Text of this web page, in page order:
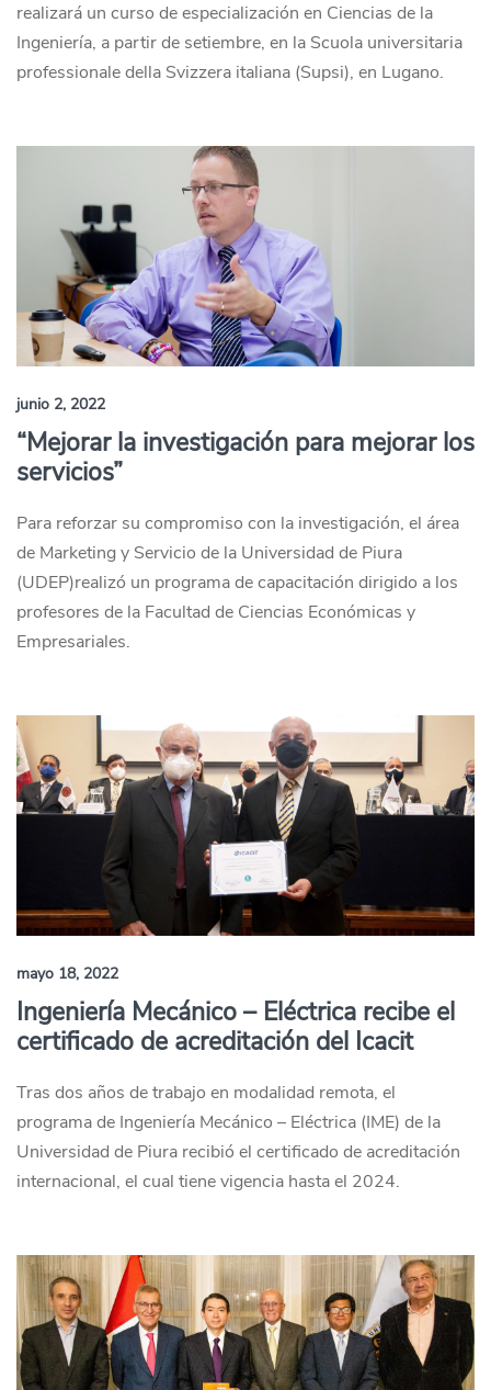
realizará un curso de especialización en Ciencias de la
Ingeniería, a partir de setiembre, en la Scuola universitaria
professionale della Svizzera italiana (Supsi), en Lugano.
junio 2, 2022
“Mejorar la investigación para mejorar los
servicios”
Para reforzar su compromiso con la investigación, el área
de Marketing y Servicio de la Universidad de Piura
(UDEP)realizó un programa de capacitación dirigido a los
profesores de la Facultad de Ciencias Económicas y
Empresariales.
mayo 18, 2022
Ingeniería Mecánico – Eléctrica recibe el
certificado de acreditación del Icacit
Tras dos años de trabajo en modalidad remota, el
programa de Ingeniería Mecánico – Eléctrica (IME) de la
Universidad de Piura recibió el certificado de acreditación
internacional, el cual tiene vigencia hasta el 2024.